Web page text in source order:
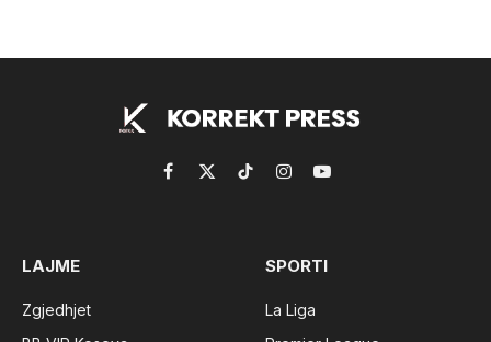
Facebook
X
TikTokInstagramYouTube
LAJME
Zgjedhjet
SPORTI
La Liga